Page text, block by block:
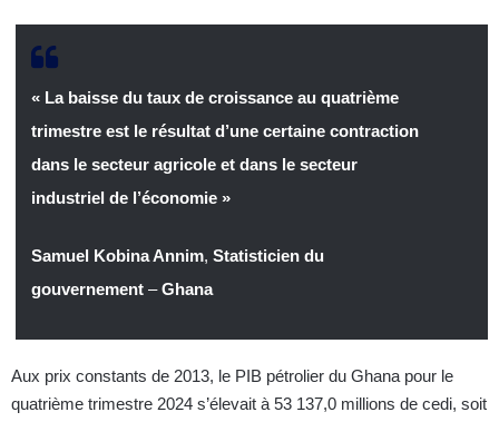
« La baisse du taux de croissance au quatrième
trimestre est le résultat d’une certaine contraction
dans le secteur agricole et dans le secteur
industriel de l’économie »
Samuel Kobina Annim, Statisticien du
gouvernement–Ghana
Aux prix constants de 2013, le PIB pétrolier du Ghana pour le
quatrième trimestre 2024 s’élevait à 53 137,0 millions de cedi, soit